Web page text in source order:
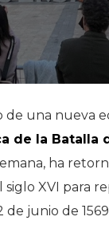
de una nueva
de la Batalla
ha
XVI para
de junio de